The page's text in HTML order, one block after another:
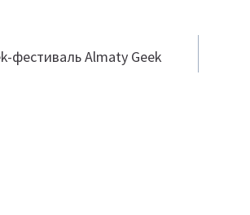
фестиваль Almaty Geek